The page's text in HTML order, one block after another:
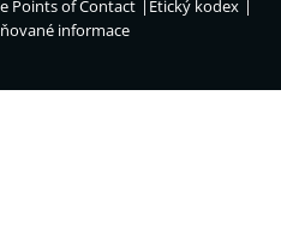
Points of Contact
Etický kodex
informace